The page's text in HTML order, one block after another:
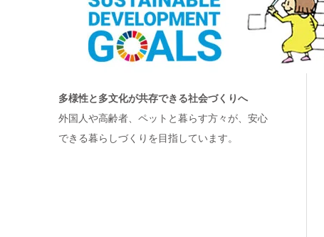
多様性と多文化が共存できる社会づくりへ
外国人や高齢者、ペットと暮らす方々が、安心
できる暮らしづくりを目指しています。